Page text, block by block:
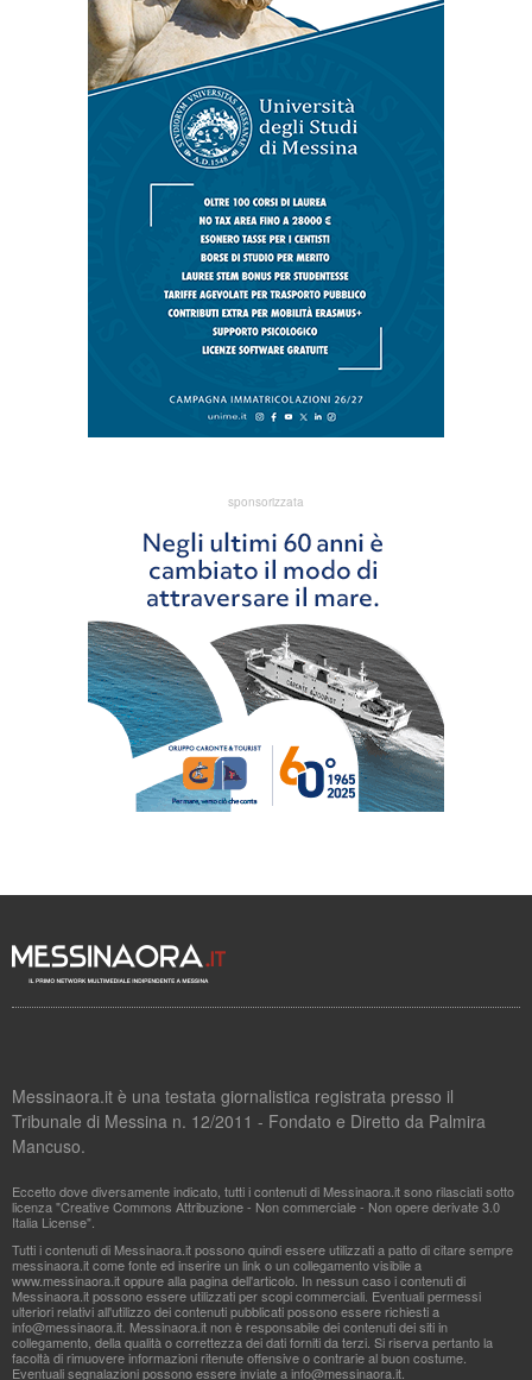
sponsorizzata
Messinaora.it è una testata giornalistica registrata presso il
Tribunale di Messina n. 12/2011 - Fondato e Diretto da Palmira
Mancuso.
Eccetto dove diversamente indicato, tutti i contenuti di Messinaora.it sono rilasciati sotto
licenza "Creative Commons Attribuzione - Non commerciale - Non opere derivate 3.0
Italia License".
Tutti i contenuti di Messinaora.it possono quindi essere utilizzati a patto di citare sempre
messinaora.it come fonte ed inserire un link o un collegamento visibile a
www.messinaora.it oppure alla pagina dell'articolo. In nessun caso i contenuti di
Messinaora.it possono essere utilizzati per scopi commerciali. Eventuali permessi
ulteriori relativi all'utilizzo dei contenuti pubblicati possono essere richiesti a
info@messinaora.it . Messinaora.it non è responsabile dei contenuti dei siti in
collegamento, della qualità o correttezza dei dati forniti da terzi. Si riserva pertanto la
facoltà di rimuovere informazioni ritenute offensive o contrarie al buon costume.
Eventuali segnalazioni possono essere inviate ainfo@messinaora.it